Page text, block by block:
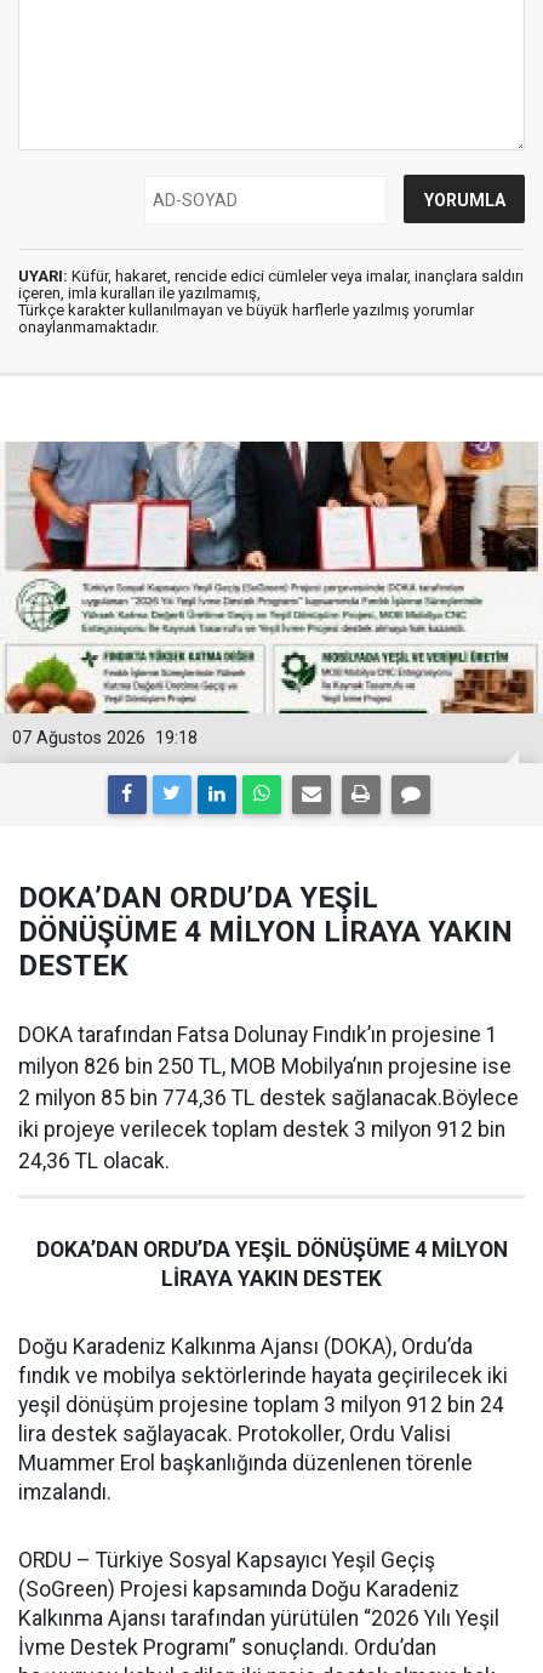
UYARI: Küfür, hakaret, rencide edici cümleler veya imalar, inançlara saldırı
içeren, imla kuralları ile yazılmamış,
Türkçe karakter kullanılmayan ve büyük harflerle yazılmış yorumlar
onaylanmamaktadır.
19:18
07 Ağustos 2026
DOKA’DAN ORDU’DA YEŞİL
DÖNÜŞÜME 4 MİLYON LİRAYA YAKIN
DESTEK
DOKA tarafından Fatsa Dolunay Fındık’ın projesine 1
milyon 826 bin 250 TL, MOB Mobilya’nın projesine ise
2 milyon 85 bin 774,36 TL destek sağlanacak.Böylece
iki projeye verilecek toplam destek 3 milyon 912 bin
24,36 TL olacak.
DOKA’DAN ORDU’DA YEŞİL DÖNÜŞÜME 4 MİLYON
LİRAYA YAKIN DESTEK
Doğu Karadeniz Kalkınma Ajansı (DOKA), Ordu’da
fındık ve mobilya sektörlerinde hayata geçirilecek iki
yeşil dönüşüm projesine toplam 3 milyon 912 bin 24
lira destek sağlayacak. Protokoller, Ordu Valisi
Muammer Erol başkanlığında düzenlenen törenle
imzalandı.
ORDU – Türkiye Sosyal Kapsayıcı Yeşil Geçiş
(SoGreen) Projesi kapsamında Doğu Karadeniz
Kalkınma Ajansı tarafından yürütülen “2026 Yılı Yeşil
İvme Destek Programı” sonuçlandı. Ordu’dan